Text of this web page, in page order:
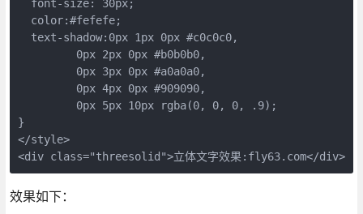
  font-size: 30px;
  color:#fefefe;
  text-shadow:0px 1px 0px #c0c0c0,
}
</style>
<div class="threesolid">立体文字效果:fly63.com</div>
效果如下：